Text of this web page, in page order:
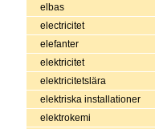
elbas
electricitet
elefanter
elektricitet
elektricitetslära
elektriska installationer
elektrokemi